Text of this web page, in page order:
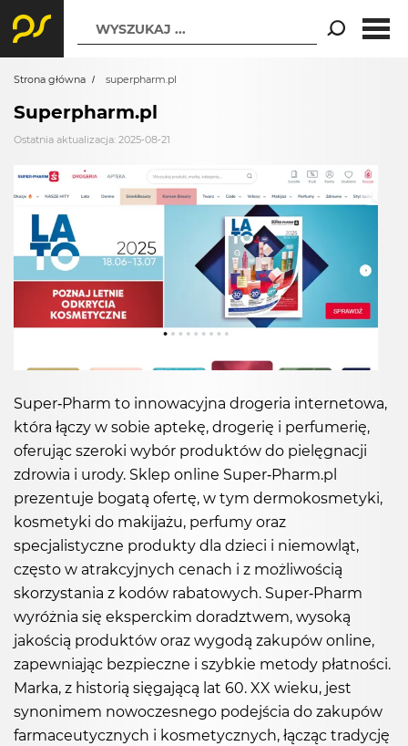
WYSZUKAJ ...
Strona główna superpharm.pl
Superpharm.pl
Ostatnia aktualizacja: 2025-08-21
Super-Pharm to innowacyjna drogeria internetowa,
która łączy w sobie aptekę, drogerię i perfumerię,
oferując szeroki wybór produktów do pielęgnacji
zdrowia i urody. Sklep online Super-Pharm.pl
prezentuje bogatą ofertę, w tym dermokosmetyki,
kosmetyki do makijażu, perfumy oraz
specjalistyczne produkty dla dzieci i niemowląt,
często w atrakcyjnych cenach i z możliwością
skorzystania z kodów rabatowych. Super-Pharm
wyróżnia się eksperckim doradztwem, wysoką
jakością produktów oraz wygodą zakupów online,
zapewniając bezpieczne i szybkie metody płatności.
Marka, z historią sięgającą lat 60. XX wieku, jest
synonimem nowoczesnego podejścia do zakupów
farmaceutycznych i kosmetycznych, łącząc tradycję